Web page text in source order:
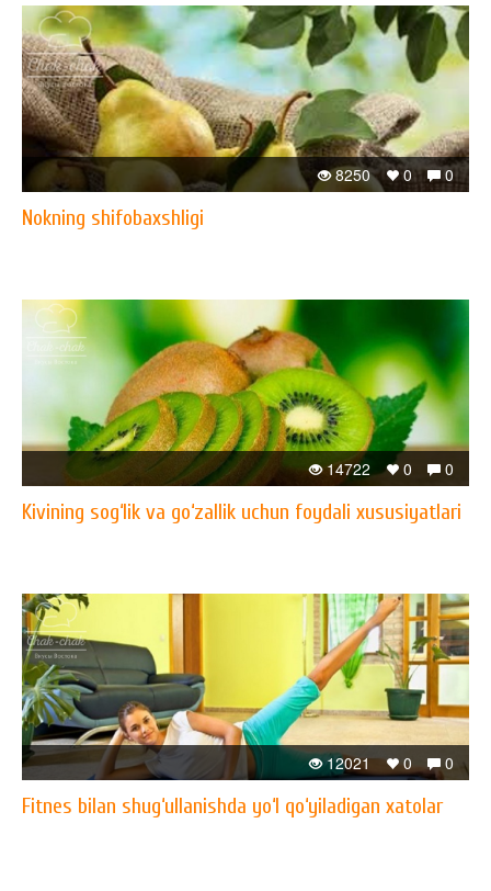
0
0
8250
Nokning shifobaxshligi
0
0
14722
Kivining sog‘lik va go‘zallik uchun foydali xususiyatlari
0
0
12021
Fitnes bilan shug‘ullanishda yo‘l qo‘yiladigan xatolar